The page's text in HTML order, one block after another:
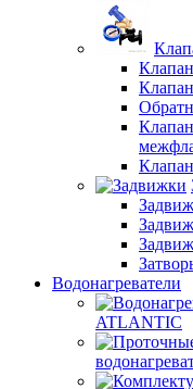
Водонагреватели
ATLANTIC